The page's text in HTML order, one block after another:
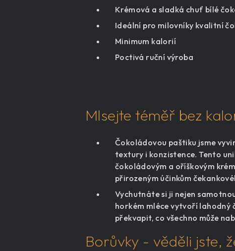
Krémová a sladká chuť bílé
Ideální pro milovníky kvalitní
Minimum kalorií
Poctivá ruční výroba
Mlsejte téměř bez
Čokoládovou paštiku jsme
textury i konzistence. Tento
čokoládovým a oříškovým
přirozeným účinkům
Vychutnáte si ji nejen
horkém mléce vytvoří lahodný
překvapit, co všechno může
Borůvky - věděli jste,